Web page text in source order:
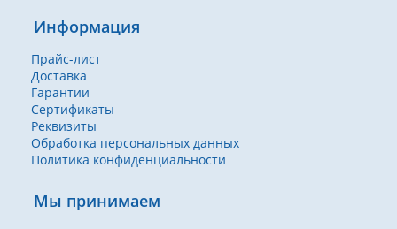
Информация
Прайс-лист
Доставка
Гарантии
Сертификаты
Реквизиты
Обработка персональных данных
Политика конфиденциальности
Мы принимаем